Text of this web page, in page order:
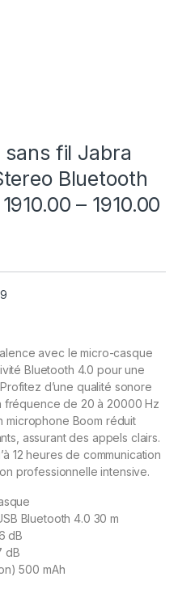
fil Jabra
Bluetooth
– 1910.00
avec le micro-casque
Bluetooth 4.0 pour une
d’une qualité sonore
de 20 à 20000 Hz
microphone Boom réduit
assurant des appels clairs.
12 heures de communication
professionnelle intensive.
Bluetooth 4.0 30 m
dB
dB
500 mAh